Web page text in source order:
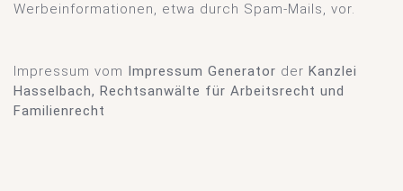
Werbeinformationen, etwa durch Spam-Mails, vor.
Impressum vom Impressum Generator der Kanzlei
Hasselbach, Rechtsanwälte für Arbeitsrecht und
Familienrecht